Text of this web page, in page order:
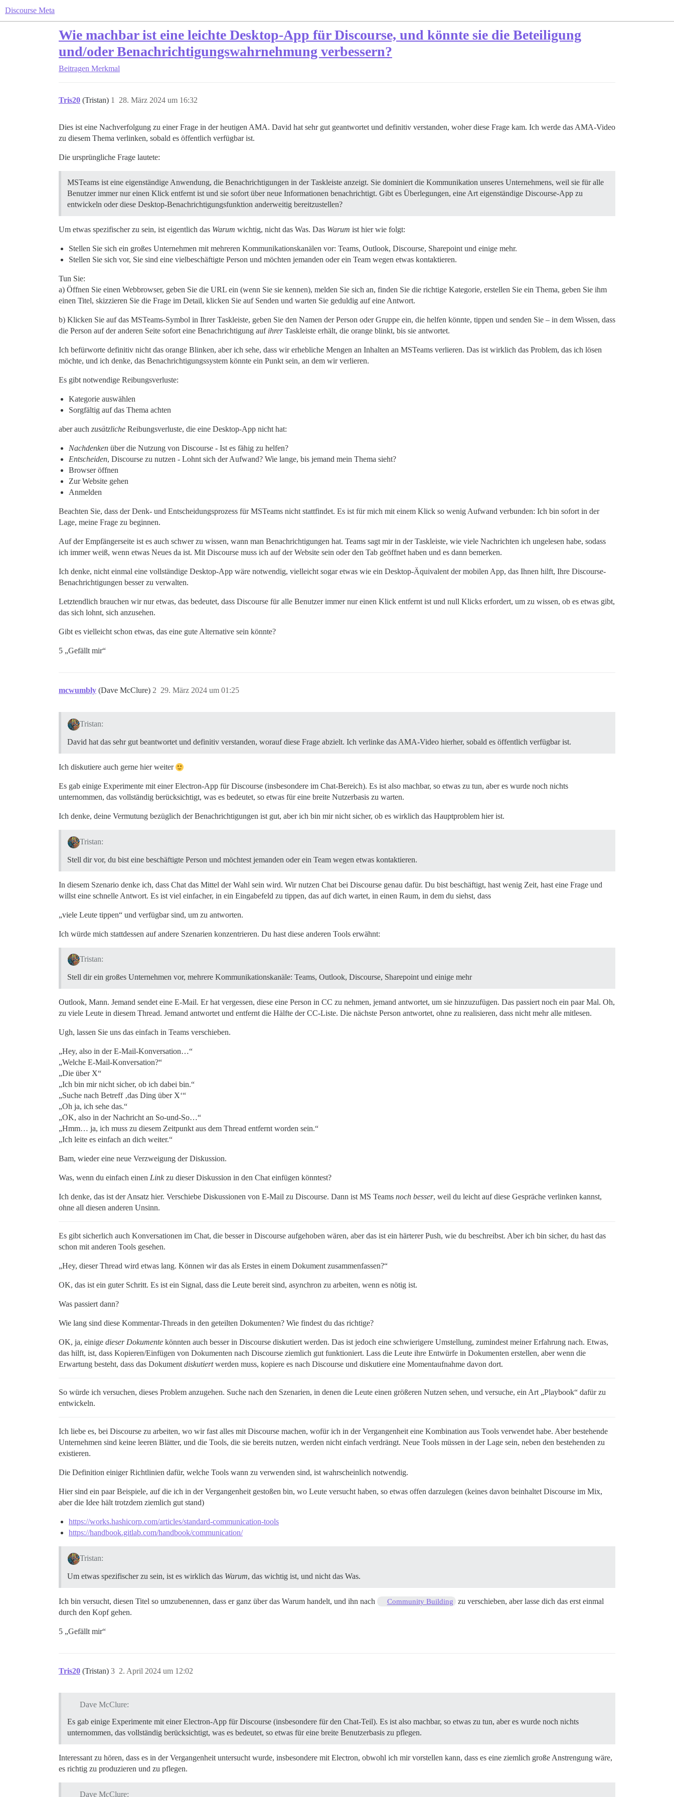
Discourse Meta
Wie machbar ist eine leichte Desktop-App für Discourse, und könnte sie die Beteiligung
und/oder Benachrichtigungswahrnehmung verbessern?
Beitragen Merkmal
Tris20 (Tristan) 28. März 2024 um 16:32
1
Dies ist eine Nachverfolgung zu einer Frage in der heutigen AMA. David hat sehr gut geantwortet und definitiv verstanden, woher diese Frage kam. Ich werde das AMA-Video
zu diesem Thema verlinken, sobald es öffentlich verfügbar ist.
Die ursprüngliche Frage lautete:
MSTeams ist eine eigenständige Anwendung, die Benachrichtigungen in der Taskleiste anzeigt. Sie dominiert die Kommunikation unseres Unternehmens, weil sie für alle
Benutzer immer nur einen Klick entfernt ist und sie sofort über neue Informationen benachrichtigt. Gibt es Überlegungen, eine Art eigenständige Discourse-App zu
entwickeln oder diese Desktop-Benachrichtigungsfunktion anderweitig bereitzustellen?
Um etwas spezifischer zu sein, ist eigentlich das Warum wichtig, nicht das Was. Das Warum ist hier wie folgt:
Stellen Sie sich ein großes Unternehmen mit mehreren Kommunikationskanälen vor: Teams, Outlook, Discourse, Sharepoint und einige mehr.
Stellen Sie sich vor, Sie sind eine vielbeschäftigte Person und möchten jemanden oder ein Team wegen etwas kontaktieren.
Tun Sie:
a) Öffnen Sie einen Webbrowser, geben Sie die URL ein (wenn Sie sie kennen), melden Sie sich an, finden Sie die richtige Kategorie, erstellen Sie ein Thema, geben Sie ihm
einen Titel, skizzieren Sie die Frage im Detail, klicken Sie auf Senden und warten Sie geduldig auf eine Antwort.
b) Klicken Sie auf das MSTeams-Symbol in Ihrer Taskleiste, geben Sie den Namen der Person oder Gruppe ein, die helfen könnte, tippen und senden Sie – in dem Wissen, dass
die Person auf der anderen Seite sofort eine Benachrichtigung auf ihrerTaskleiste erhält, die orange blinkt, bis sie antwortet.
Ich befürworte definitiv nicht das orange Blinken, aber ich sehe, dass wir erhebliche Mengen an Inhalten an MSTeams verlieren. Das ist wirklich das Problem, das ich lösen
möchte, und ich denke, das Benachrichtigungssystem könnte ein Punkt sein, an dem wir verlieren.
Es gibt notwendige Reibungsverluste:
Kategorie auswählen
Sorgfältig auf das Thema achten
aber auch zusätzliche Reibungsverluste, die eine Desktop-App nicht hat:
Nachdenken über die Nutzung von Discourse - Ist es fähig zu helfen?
Entscheiden, Discourse zu nutzen - Lohnt sich der Aufwand? Wie lange, bis jemand mein Thema sieht?
Browser öffnen
Zur Website gehen
Anmelden
Beachten Sie, dass der Denk- und Entscheidungsprozess für MSTeams nicht stattfindet. Es ist für mich mit einem Klick so wenig Aufwand verbunden: Ich bin sofort in der
Lage, meine Frage zu beginnen.
Auf der Empfängerseite ist es auch schwer zu wissen, wann man Benachrichtigungen hat. Teams sagt mir in der Taskleiste, wie viele Nachrichten ich ungelesen habe, sodass
ich immer weiß, wenn etwas Neues da ist. Mit Discourse muss ich auf der Website sein oder den Tab geöffnet haben und es dann bemerken.
Ich denke, nicht einmal eine vollständige Desktop-App wäre notwendig, vielleicht sogar etwas wie ein Desktop-Äquivalent der mobilen App, das Ihnen hilft, Ihre Discourse-
Benachrichtigungen besser zu verwalten.
Letztendlich brauchen wir nur etwas, das bedeutet, dass Discourse für alle Benutzer immer nur einen Klick entfernt ist und null Klicks erfordert, um zu wissen, ob es etwas gibt,
das sich lohnt, sich anzusehen.
Gibt es vielleicht schon etwas, das eine gute Alternative sein könnte?
5 „Gefällt mir“
mcwumbly (Dave McClure) 29. März 2024 um 01:25
2
Tristan:
David hat das sehr gut beantwortet und definitiv verstanden, worauf diese Frage abzielt. Ich verlinke das AMA-Video hierher, sobald es öffentlich verfügbar ist.
Ich diskutiere auch gerne hier weiter
Es gab einige Experimente mit einer Electron-App für Discourse (insbesondere im Chat-Bereich). Es ist also machbar, so etwas zu tun, aber es wurde noch nichts
unternommen, das vollständig berücksichtigt, was es bedeutet, so etwas für eine breite Nutzerbasis zu warten.
Ich denke, deine Vermutung bezüglich der Benachrichtigungen ist gut, aber ich bin mir nicht sicher, ob es wirklich das Hauptproblem hier ist.
Tristan:
Stell dir vor, du bist eine beschäftigte Person und möchtest jemanden oder ein Team wegen etwas kontaktieren.
In diesem Szenario denke ich, dass Chat das Mittel der Wahl sein wird. Wir nutzen Chat bei Discourse genau dafür. Du bist beschäftigt, hast wenig Zeit, hast eine Frage und
willst eine schnelle Antwort. Es ist viel einfacher, in ein Eingabefeld zu tippen, das auf dich wartet, in einen Raum, in dem du siehst, dass
„viele Leute tippen“ und verfügbar sind, um zu antworten.
Ich würde mich stattdessen auf andere Szenarien konzentrieren. Du hast diese anderen Tools erwähnt:
Tristan:
Stell dir ein großes Unternehmen vor, mehrere Kommunikationskanäle: Teams, Outlook, Discourse, Sharepoint und einige mehr
Outlook, Mann. Jemand sendet eine E-Mail. Er hat vergessen, diese eine Person in CC zu nehmen, jemand antwortet, um sie hinzuzufügen. Das passiert noch ein paar Mal. Oh,
zu viele Leute in diesem Thread. Jemand antwortet und entfernt die Hälfte der CC-Liste. Die nächste Person antwortet, ohne zu realisieren, dass nicht mehr alle mitlesen.
Ugh, lassen Sie uns das einfach in Teams verschieben.
„Hey, also in der E-Mail-Konversation…“
„Welche E-Mail-Konversation?“
„Die über X“
„Ich bin mir nicht sicher, ob ich dabei bin.“
„Suche nach Betreff ‚das Ding über X‘“
„Oh ja, ich sehe das.“
„OK, also in der Nachricht an So-und-So…“
„Hmm… ja, ich muss zu diesem Zeitpunkt aus dem Thread entfernt worden sein.“
„Ich leite es einfach an dich weiter.“
Bam, wieder eine neue Verzweigung der Diskussion.
Was, wenn du einfach einen Linkzu dieser Diskussion in den Chat einfügen könntest?
Ich denke, das ist der Ansatz hier. Verschiebe Diskussionen von E-Mail zu Discourse. Dann ist MS Teams noch besser, weil du leicht auf diese Gespräche verlinken kannst,
ohne all diesen anderen Unsinn.
Es gibt sicherlich auch Konversationen im Chat, die besser in Discourse aufgehoben wären, aber das ist ein härterer Push, wie du beschreibst. Aber ich bin sicher, du hast das
schon mit anderen Tools gesehen.
„Hey, dieser Thread wird etwas lang. Können wir das als Erstes in einem Dokument zusammenfassen?“
OK, das ist ein guter Schritt. Es ist ein Signal, dass die Leute bereit sind, asynchron zu arbeiten, wenn es nötig ist.
Was passiert dann?
Wie lang sind diese Kommentar-Threads in den geteilten Dokumenten? Wie findest du das richtige?
OK, ja, einige dieser Dokumente könnten auch besser in Discourse diskutiert werden. Das ist jedoch eine schwierigere Umstellung, zumindest meiner Erfahrung nach. Etwas,
das hilft, ist, dass Kopieren/Einfügen von Dokumenten nach Discourse ziemlich gut funktioniert. Lass die Leute ihre Entwürfe in Dokumenten erstellen, aber wenn die
Erwartung besteht, dass das Dokument diskutiertwerden muss, kopiere es nach Discourse und diskutiere eine Momentaufnahme davon dort.
So würde ich versuchen, dieses Problem anzugehen. Suche nach den Szenarien, in denen die Leute einen größeren Nutzen sehen, und versuche, ein Art „Playbook“ dafür zu
entwickeln.
Ich liebe es, bei Discourse zu arbeiten, wo wir fast alles mit Discourse machen, wofür ich in der Vergangenheit eine Kombination aus Tools verwendet habe. Aber bestehende
Unternehmen sind keine leeren Blätter, und die Tools, die sie bereits nutzen, werden nicht einfach verdrängt. Neue Tools müssen in der Lage sein, neben den bestehenden zu
existieren.
Die Definition einiger Richtlinien dafür, welche Tools wann zu verwenden sind, ist wahrscheinlich notwendig.
Hier sind ein paar Beispiele, auf die ich in der Vergangenheit gestoßen bin, wo Leute versucht haben, so etwas offen darzulegen (keines davon beinhaltet Discourse im Mix,
aber die Idee hält trotzdem ziemlich gut stand)
https://works.hashicorp.com/articles/standard-communication-tools
https://handbook.gitlab.com/handbook/communication/
Tristan:
Um etwas spezifischer zu sein, ist es wirklich das Warum, das wichtig ist, und nicht das Was.
Ich bin versucht, diesen Titel so umzubenennen, dass er ganz über das Warum handelt, und ihn nach Community Building
zu verschieben, aber lasse dich das erst einmal
durch den Kopf gehen.
5 „Gefällt mir“
Tris20 (Tristan) 2. April 2024 um 12:02
3
Dave McClure:
Es gab einige Experimente mit einer Electron-App für Discourse (insbesondere für den Chat-Teil). Es ist also machbar, so etwas zu tun, aber es wurde noch nichts
unternommen, das vollständig berücksichtigt, was es bedeutet, so etwas für eine breite Benutzerbasis zu pflegen.
Interessant zu hören, dass es in der Vergangenheit untersucht wurde, insbesondere mit Electron, obwohl ich mir vorstellen kann, dass es eine ziemlich große Anstrengung wäre,
es richtig zu produzieren und zu pflegen.
Dave McClure: